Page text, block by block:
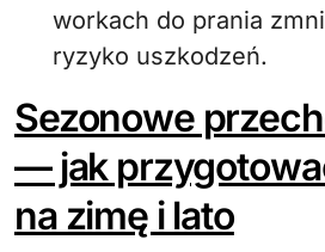
workach do prania
ryzyko uszkodzeń.
Sezonowe
— jak
na zimę i lato